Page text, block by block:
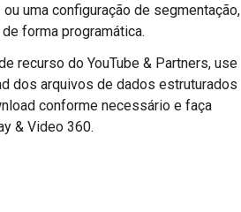
uma configuração de segmentação,
forma programática.
recurso do YouTube & Partners, use
dos arquivos de dados estruturados
conforme necessário e faça
& Video 360.